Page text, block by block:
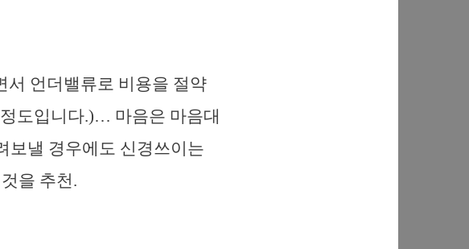
서 언더밸류로 비용을 절약
도입니다.)… 마음은 마음대
보낼 경우에도 신경쓰이는
을 추천.